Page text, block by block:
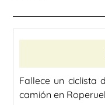
Fallece un ciclista
camión en